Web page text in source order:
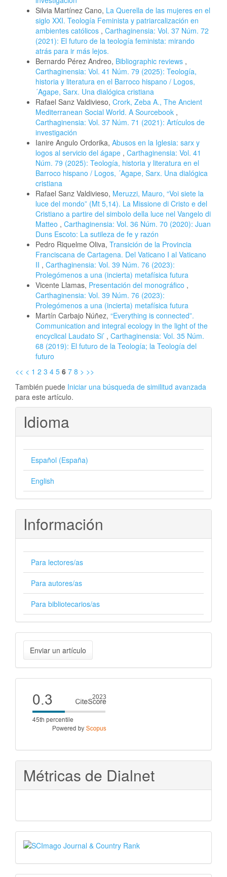
Silvia Martínez Cano, La Querella de las mujeres en el
siglo XXI. Teología Feminista y patriarcalización en
ambientes católicos , Carthaginensia: Vol. 37 Núm. 72
(2021): El futuro de la teología feminista: mirando
atrás para ir más lejos.
Bernardo Pérez Andreo, Bibliographic reviews ,
Carthaginensia: Vol. 41 Núm. 79 (2025): Teología,
historia y literatura en el Barroco hispano / Logos,
´Agape, Sarx. Una dialógica cristiana
Rafael Sanz Valdivieso, Crork, Zeba A., The Ancient
Mediterranean Social World. A Sourcebook ,
Carthaginensia: Vol. 37 Núm. 71 (2021): Artículos de
investigación
Ianire Angulo Ordorika, Abusos en la Iglesia: sarx y
logos al servicio del ágape , Carthaginensia: Vol. 41
Núm. 79 (2025): Teología, historia y literatura en el
Barroco hispano / Logos, ´Agape, Sarx. Una dialógica
cristiana
Rafael Sanz Valdivieso, Meruzzi, Mauro, “Voi siete la
luce del mondo” (Mt 5,14). La Missione di Cristo e del
Cristiano a partire del simbolo della luce nel Vangelo di
Matteo , Carthaginensia: Vol. 36 Núm. 70 (2020): Juan
Duns Escoto: La sutileza de fe y razón
Pedro Riquelme Oliva, Transición de la Provincia
Franciscana de Cartagena. Del Vaticano I al Vaticano
II , Carthaginensia: Vol. 39 Núm. 76 (2023):
Prolegómenos a una (incierta) metafísica futura
Vicente Llamas, Presentación del monográfico ,
Carthaginensia: Vol. 39 Núm. 76 (2023):
Prolegómenos a una (incierta) metafísica futura
Martín Carbajo Núñez, “Everything is connected”.
Communication and integral ecology in the light of the
encyclical Laudato Si’ , Carthaginensia: Vol. 35 Núm.
68 (2019): El futuro de la Teología; la Teología del
futuro
<< < 1 2 3 4 5 6 7 8 > >>
También puede Iniciar una búsqueda de similitud avanzada
para este artículo.
Idioma
Español (España)
English
Información
Para lectores/as
Para autores/as
Para bibliotecarios/as
Enviar
un
artículo
Enviar un artículo
Cite
score
Métricas de Dialnet
SJR